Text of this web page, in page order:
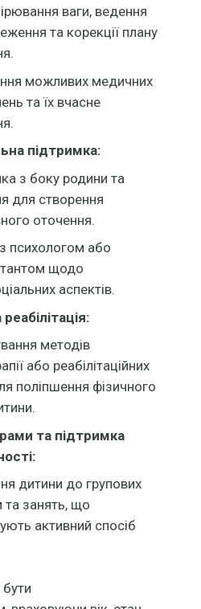
ваги, ведення
та корекції плану
можливих медичних
та їх вчасне
підтримка:
з боку родини та
для створення
оточення.
психологом або
щодо
аспектів.
методів
або реабілітаційних
поліпшення фізичного
та підтримка
дитини до групових
та занять, що
активний спосіб